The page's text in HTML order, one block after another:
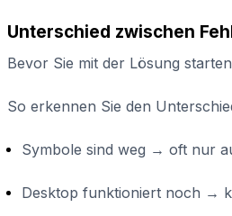
Unterschied zwischen
Bevor Sie mit der Lösung
So erkennen Sie den
Symbole sind weg → oft nur
Desktop funktioniert noch →